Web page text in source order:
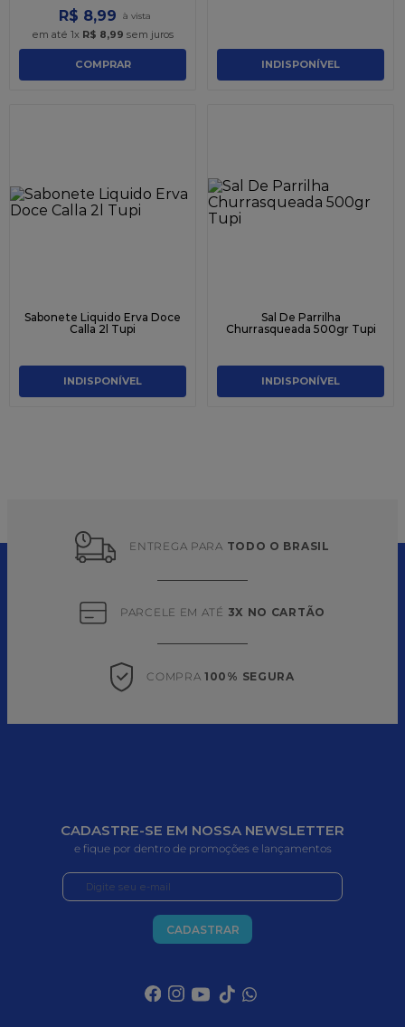
R$ 8,99
em até 1x R$ 8,99 sem juros
COMPRAR INDISPONÍVEL
Sabonete Liquido Erva Doce
Calla 2l Tupi
INDISPONÍVEL
Sal De Parrilha
Churrasqueada 500gr Tupi
INDISPONÍVEL
ENTREGA PARA TODO O BRASIL
PARCELE EM ATÉ 3X NO CARTÃO
COMPRA 100% SEGURA
CADASTRE-SE EM NOSSA NEWSLETTER
e fique por dentro de promoções e lançamentos
CADASTRAR